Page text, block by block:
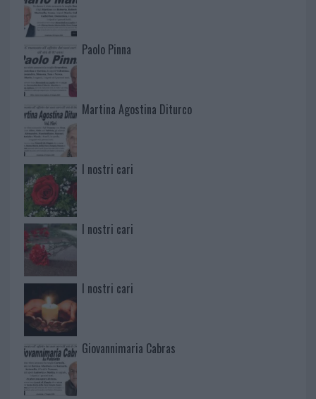
Paolo Pinna
Martina Agostina Diturco
I nostri cari
I nostri cari
I nostri cari
Giovannimaria Cabras